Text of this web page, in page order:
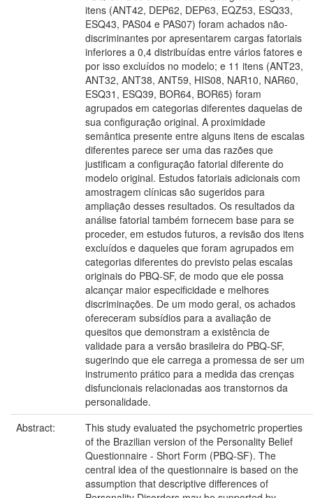
itens (ANT42, DEP62, DEP63, EQZ53, ESQ33,
ESQ43, PAS04 e PAS07) foram achados não-
discriminantes por apresentarem cargas fatoriais
inferiores a 0,4 distribuídas entre vários fatores e
por isso excluídos no modelo; e 11 itens (ANT23,
ANT32, ANT38, ANT59, HIS08, NAR10, NAR60,
ESQ31, ESQ39, BOR64, BOR65) foram
agrupados em categorias diferentes daquelas de
sua configuração original. A proximidade
semântica presente entre alguns itens de escalas
diferentes parece ser uma das razões que
justificam a configuração fatorial diferente do
modelo original. Estudos fatoriais adicionais com
amostragem clínicas são sugeridos para
ampliação desses resultados. Os resultados da
análise fatorial também fornecem base para se
proceder, em estudos futuros, a revisão dos itens
excluídos e daqueles que foram agrupados em
categorias diferentes do previsto pelas escalas
originais do PBQ-SF, de modo que ele possa
alcançar maior especificidade e melhores
discriminações. De um modo geral, os achados
ofereceram subsídios para a avaliação de
quesitos que demonstram a existência de
validade para a versão brasileira do PBQ-SF,
sugerindo que ele carrega a promessa de ser um
instrumento prático para a medida das crenças
disfuncionais relacionadas aos transtornos da
personalidade.
Abstract:
This study evaluated the psychometric properties
of the Brazilian version of the Personality Belief
Questionnaire - Short Form (PBQ-SF). The
central idea of the questionnaire is based on the
assumption that descriptive differences of